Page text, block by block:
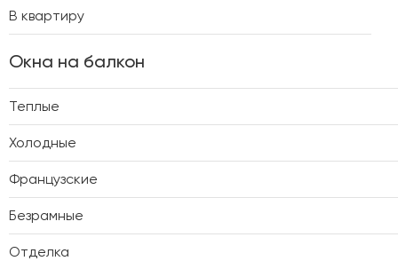
В квартиру
Окна на балкон
Теплые
Холодные
Французские
Безрамные
Отделка